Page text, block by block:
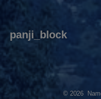
panji_block
© 2026